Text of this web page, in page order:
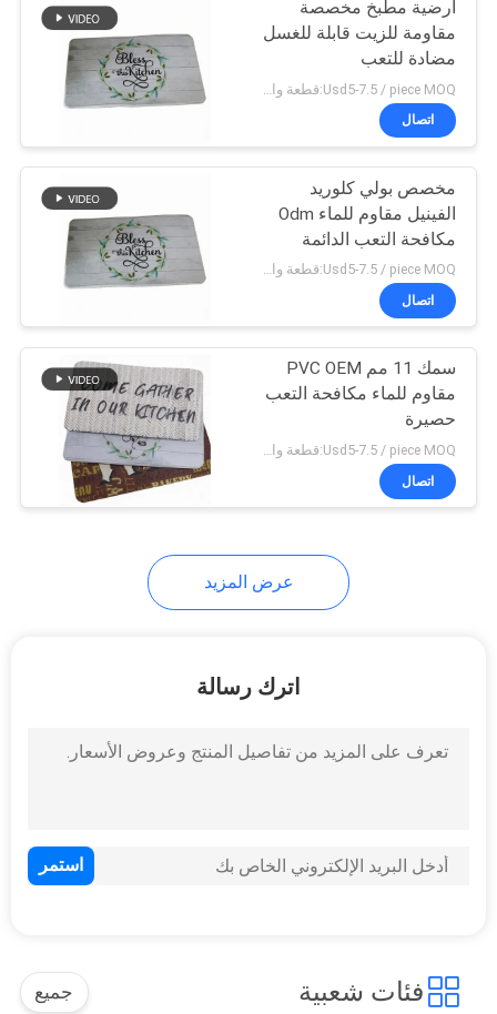
وسادة الحديد الرغوية
23
قبضة من المطاط
الإسفنجي
22
حصيرة أرضية المشاية
أهداف الرماية بالطين
أرضية مطبخ مخصصة
مقاومة للزيت قابلة للغسل
مضادة للتعب
اتصال
مخصص بولي كلوريد
الفينيل مقاوم للماء Odm
مكافحة التعب الدائمة
حصيرة 510x1220mm
Usd5-7.5 / piece MOQ:قطعة واحدة
اتصال
سمك 11 مم PVC OEM
مقاوم للماء مكافحة التعب
حصيرة
Usd5-7.5 / piece MOQ:قطعة واحدة
اتصال
عرض المزيد
اترك رسالة
فئات شعبية جميع